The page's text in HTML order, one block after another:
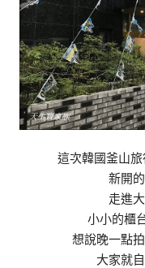
這次韓國釜山旅
新開
走進
小小的櫃
想說晚一點
大家就